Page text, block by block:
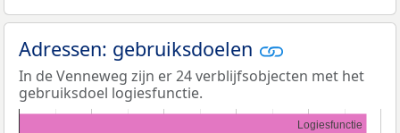
Adressen: gebruiksdoelen
In de Venneweg zijn er 24 verblijfsobjecten met het
gebruiksdoel logiesfunctie.
Logiesfunctie